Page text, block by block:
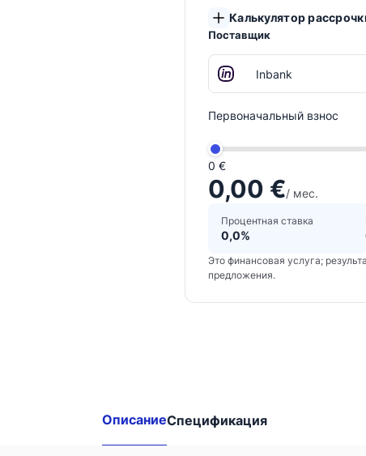
Калькулятор
Поставщик
Первоначальный взнос
0 €
0,00 €/ мес.
Процентная ставка
0,0%
Это финансовая услуга;
предложения.
ОписаниеСпецификация